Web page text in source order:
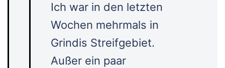
Ich war in den letzten
Wochen mehrmals in
Grindis Streifgebiet.
Außer ein paar